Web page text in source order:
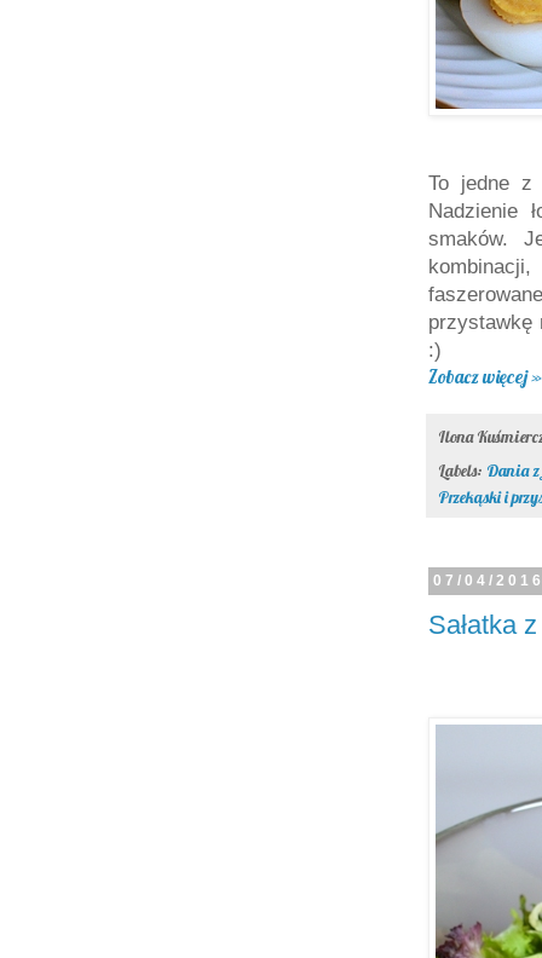
To jedne z
Nadzienie
smaków.
przystawkę
:)
Zobacz więcej »
Ilona
Labels: Dania
Przekąski i
07/04/
Sałatka